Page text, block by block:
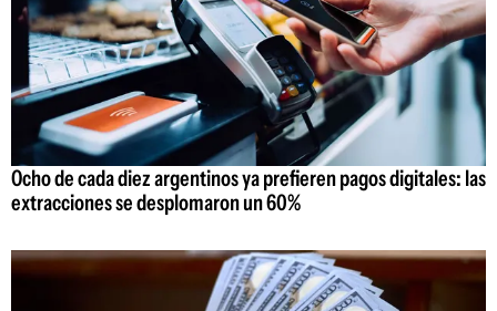
Ocho de cada diez argentinos ya prefieren pagos digitales: las
extracciones se desplomaron un 60%